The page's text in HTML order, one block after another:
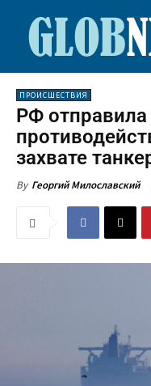
ПРОИСШЕСТВИЯ
РФ отправила
захвате
By Георгий Милославский